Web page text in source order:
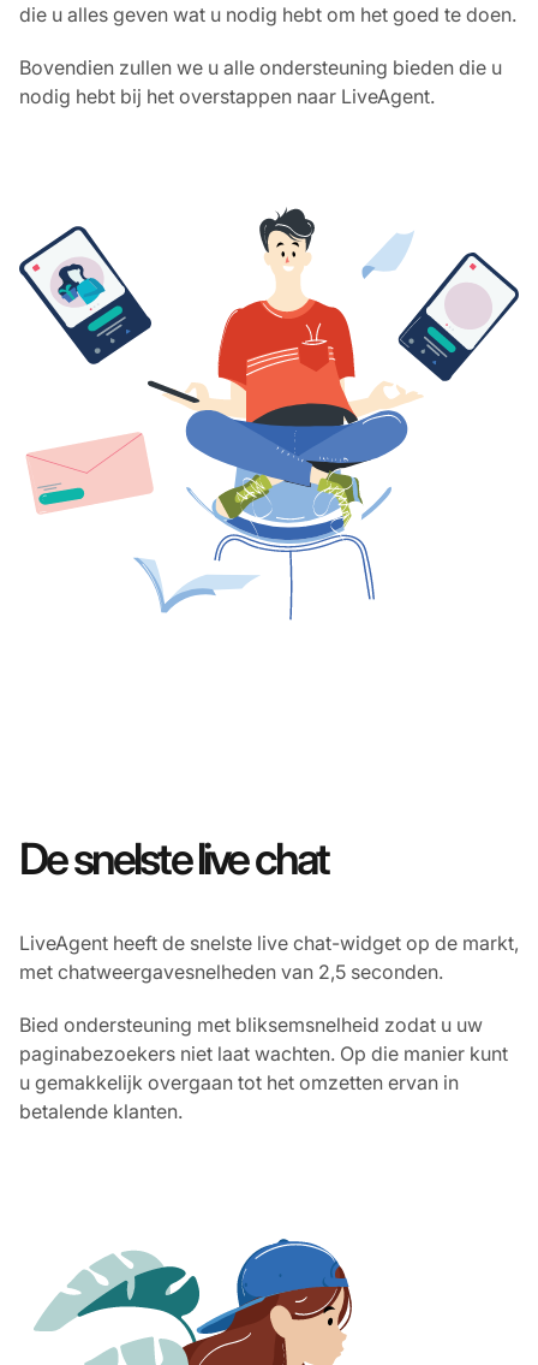
die u alles geven wat u nodig hebt om het goed te doen.
Bovendien zullen we u alle ondersteuning bieden die u
nodig hebt bij het overstappen naar LiveAgent.
De snelste live chat
LiveAgent heeft de snelste live chat-widget op de markt,
met chatweergavesnelheden van 2,5 seconden.
Bied ondersteuning met bliksemsnelheid zodat u uw
paginabezoekers niet laat wachten. Op die manier kunt
u gemakkelijk overgaan tot het omzetten ervan in
betalende klanten.